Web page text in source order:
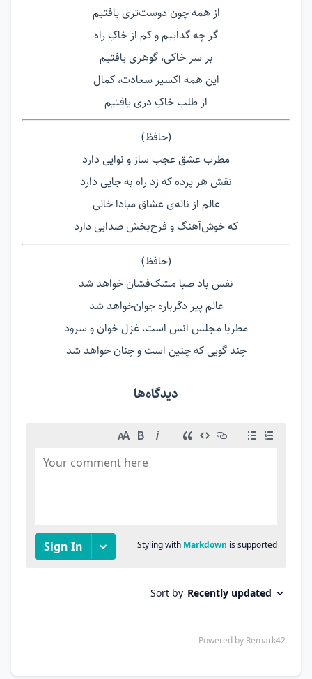
از همه چون دوست‌تری یافتیم
گر چه گداییم و کم از خاکِ راه
بر سر خاکی، گوهری یافتیم
این همه اکسیر سعادت، کمال
از طلب خاکِ دری یافتیم
(حافظ)
مطرب عشق عجب ساز و نوایی دارد
نقش هر پرده که زد راه به جایی دارد
عالم از ناله‌ی عشاق مبادا خالی
که خوش‌آهنگ و فرح‌بخش صدایی دارد
(حافظ)
نفس باد صبا مشک‌فشان خواهد شد
عالم پیر دگرباره جوان‌خواهد شد
مطربا مجلس انس است، غزل خوان و سرود
چند گویی که چنین است و چنان خواهد شد
دیدگاه‌ها